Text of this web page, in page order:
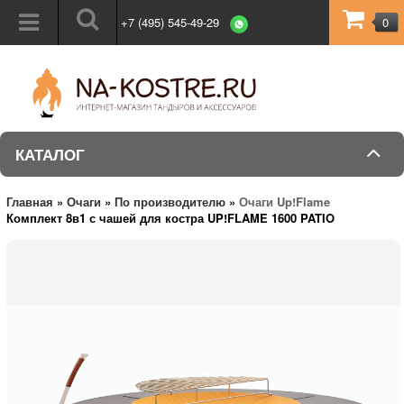
+7 (495) 545-49-29 0
КАТАЛОГ
Главная » Очаги » По производителю » Очаги Up!Flame
Комплект 8в1 с чашей для костра UP!FLAME 1600 PATIO